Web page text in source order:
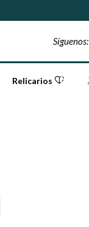
Síguenos:
Relicarios